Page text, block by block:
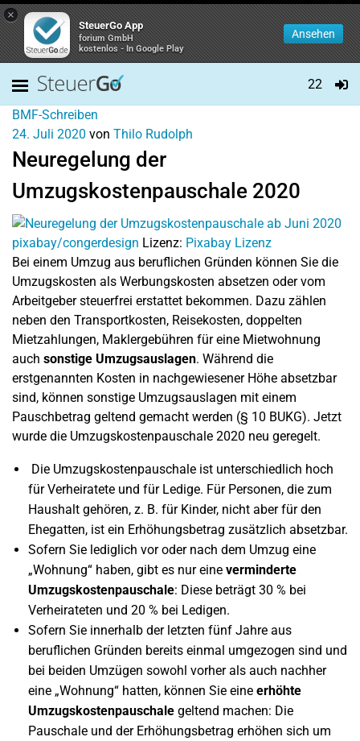
×
SteuerGo App
forium GmbH
kostenlos - In Google Play
Ansehen
22
BMF-Schreiben
24. Juli 2020 von Thilo Rudolph
Neuregelung der
Umzugskostenpauschale 2020
pixabay/congerdesign Lizenz: Pixabay Lizenz
Bei einem Umzug aus beruflichen Gründen können Sie die
Umzugskosten als Werbungskosten absetzen oder vom
Arbeitgeber steuerfrei erstattet bekommen. Dazu zählen
neben den Transportkosten, Reisekosten, doppelten
Mietzahlungen, Maklergebühren für eine Mietwohnung
auch sonstige Umzugsauslagen. Während die
erstgenannten Kosten in nachgewiesener Höhe absetzbar
sind, können sonstige Umzugsauslagen mit einem
Pauschbetrag geltend gemacht werden (§ 10 BUKG). Jetzt
wurde die Umzugskostenpauschale 2020 neu geregelt.
Die Umzugskostenpauschale ist unterschiedlich hoch
für Verheiratete und für Ledige. Für Personen, die zum
Haushalt gehören, z. B. für Kinder, nicht aber für den
Ehegatten, ist ein Erhöhungsbetrag zusätzlich absetzbar.
Sofern Sie lediglich vor oder nach dem Umzug eine
„Wohnung“ haben, gibt es nur eine verminderte
Umzugskostenpauschale: Diese beträgt 30 % bei
Verheirateten und 20 % bei Ledigen.
Sofern Sie innerhalb der letzten fünf Jahre aus
beruflichen Gründen bereits einmal umgezogen sind und
bei beiden Umzügen sowohl vorher als auch nachher
eine „Wohnung“ hatten, können Sie eine erhöhte
Umzugskostenpauschale geltend machen: Die
Pauschale und der Erhöhungsbetrag erhöhen sich um